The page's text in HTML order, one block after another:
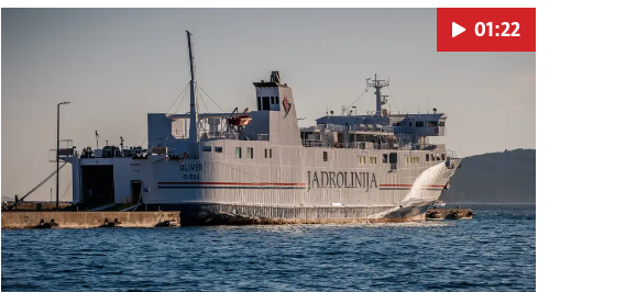
Pokretanje videa...
01:22